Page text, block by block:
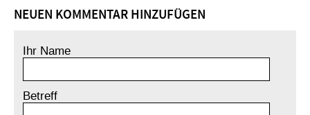
NEUEN KOMMENTAR HINZUFÜGEN
Ihr Name
Betreff